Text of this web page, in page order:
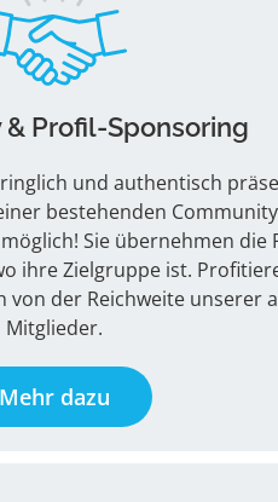
Profil-Sponsoring
und authentisch
bestehenden
Sie übernehmen die
ihre Zielgruppe ist.
der Reichweite unserer
Mitglieder.
Mehr dazu